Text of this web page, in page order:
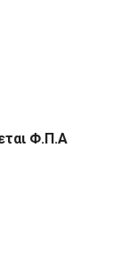
Φ.Π.Α